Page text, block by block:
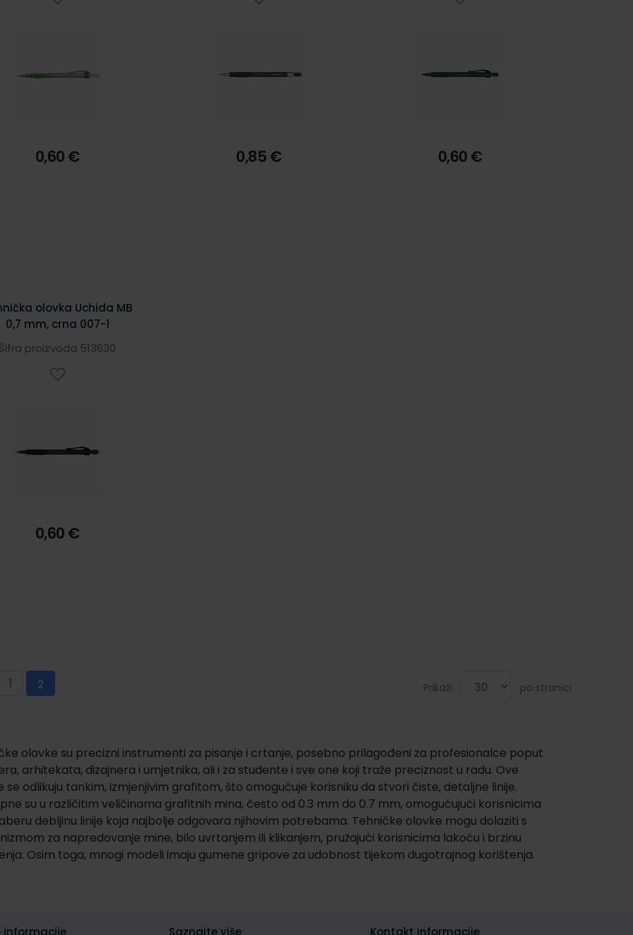
0,60 € 0,85 € 0,60 €
olovka Uchida MB
0,7 mm, crna 007-1
proizvoda 513630
0,60 €
Stranica
Prethodna
Stranica
1 Trenutno pregledavate stranicu
2 Prikaži po stranici
olovke su precizni instrumenti za pisanje i crtanje, posebno prilagođeni za profesionalce poput
arhitekata, dizajnera i umjetnika, ali i za studente i sve one koji traže preciznost u radu. Ove
se odlikuju tankim, izmjenjivim grafitom, što omogućuje korisniku da stvori čiste, detaljne linije.
su u različitim veličinama grafitnih mina, često od 0.3 mm do 0.7 mm, omogućujući korisnicima
debljinu linije koja najbolje odgovara njihovim potrebama. Tehničke olovke mogu dolaziti s
za napredovanje mine, bilo uvrtanjem ili klikanjem, pružajući korisnicima lakoću i brzinu
Osim toga, mnogi modeli imaju gumene gripove za udobnost tijekom dugotrajnog korištenja.
informacije Saznajte više Kontakt informacije